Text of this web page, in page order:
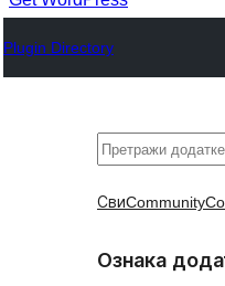
Plugin Directory
Претрага
СвиCommunity
Ознака